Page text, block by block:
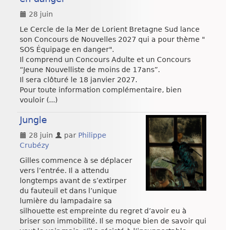
28 juin
Le Cercle de la Mer de Lorient Bretagne Sud lance
son Concours de Nouvelles 2027 qui a pour thème "
SOS Équipage en danger".
Il comprend un Concours Adulte et un Concours
“Jeune Nouvelliste de moins de 17ans”.
Il sera clôturé le 18 janvier 2027.
Pour toute information complémentaire, bien
vouloir (...)
Jungle
28 juin par Philippe
Crubézy
Gilles commence à se déplacer
vers l’entrée. Il a attendu
longtemps avant de s’extirper
du fauteuil et dans l’unique
lumière du lampadaire sa
silhouette est empreinte du regret d’avoir eu à
briser son immobilité. Il se moque bien de savoir qui